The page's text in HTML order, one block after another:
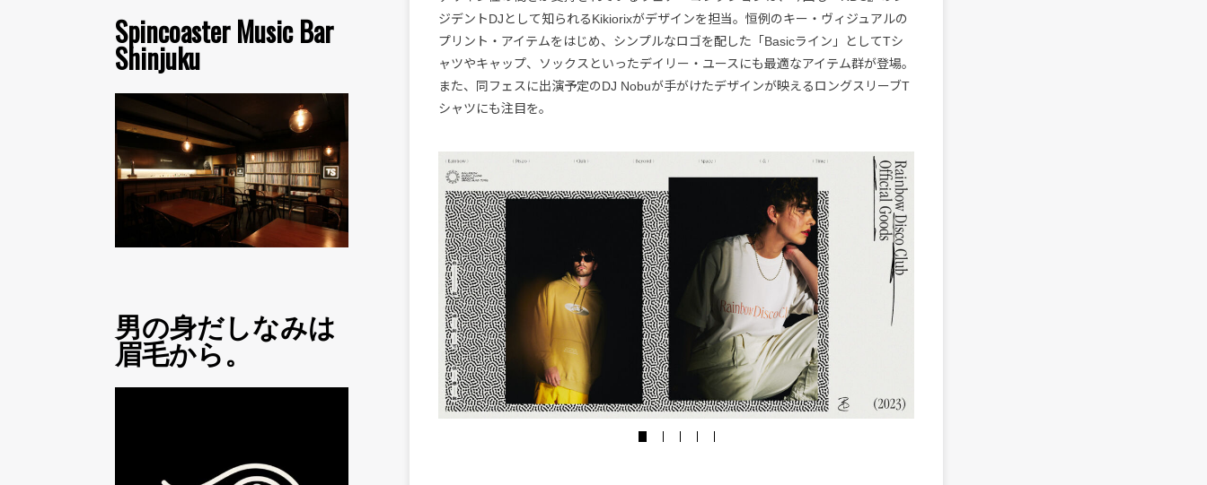
Spincoaster Music Bar
Shinjuku
男の身だしなみは
眉毛から。
ジデントDJとして知られるKikiorixがデザインを担当。恒例のキー・ヴィジュアルの
プリント・アイテムをはじめ、シンプルなロゴを配した「Basicライン」としてTシ
ャツやキャップ、ソックスといったデイリー・ユースにも最適なアイテム群が登場。
また、同フェスに出演予定のDJ Nobuが手がけたデザインが映えるロングスリーブT
シャツにも注目を。